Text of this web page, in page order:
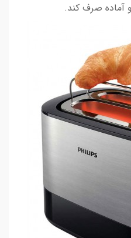
آماده صرف کند.